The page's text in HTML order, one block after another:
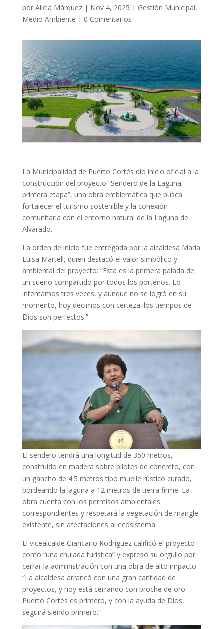
por Alicia Márquez| Nov 4, 2025 | Gestión Municipal,
Medio Ambiente | 0 Comentarios
La Municipalidad de Puerto Cortés dio inicio oficial a la
construcción del proyecto “Sendero de la Laguna,
primera etapa”, una obra emblemática que busca
fortalecer el turismo sostenible y la conexión
comunitaria con el entorno natural de la Laguna de
Alvarado.
La orden de inicio fue entregada por la alcaldesa María
Luisa Martell, quien destacó el valor simbólico y
ambiental del proyecto: “Esta es la primera palada de
un sueño compartido por todos los porteños. Lo
intentamos tres veces, y aunque no se logró en su
momento, hoy decimos con certeza: los tiempos de
Dios son perfectos.”
El sendero tendrá una longitud de 350 metros,
construido en madera sobre pilotes de concreto, con
un gancho de 4.5 metros tipo muelle rústico curado,
bordeando la laguna a 12 metros de tierra firme. La
obra cuenta con los permisos ambientales
correspondientes y respetará la vegetación de mangle
existente, sin afectaciones al ecosistema.
El vicealcalde Giancarlo Rodríguez calificó el proyecto
como “una chulada turística” y expresó su orgullo por
cerrar la administración con una obra de alto impacto:
“La alcaldesa arrancó con una gran cantidad de
proyectos, y hoy está cerrando con broche de oro.
Puerto Cortés es primero, y con la ayuda de Dios,
seguirá siendo primero.”